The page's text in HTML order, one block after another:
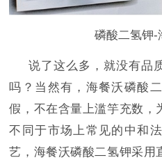
磷酸二氢钾-
说了这么多，就没有品
吗？当然有，海餐沃磷酸
假，不在含量上滥竽充数，
不同于市场上常见的中和
艺，海餐沃磷酸二氢钾采用